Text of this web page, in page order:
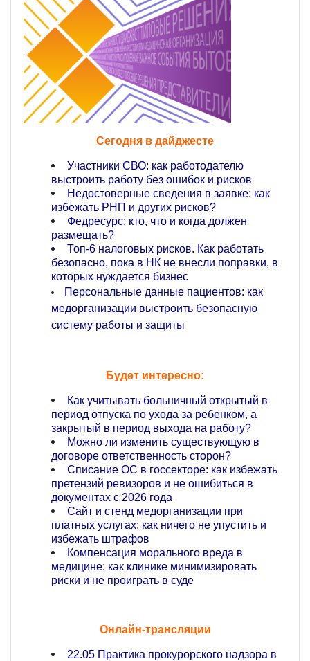
Сегодня в дайджесте
Участники СВО: как работодателю
выстроить работу без ошибок и рисков
Недостоверные сведения в заявке: как
избежать РНП и других рисков?
Федресурс: кто, что и когда должен
размещать?
Топ-6 налоговых рисков. Как работать
безопасно, пока в НК не внесли поправки, в
которых нуждается бизнес
Персональные данные пациентов: как
медорганизации выстроить безопасную
систему работы и защиты
Будет интересно:
Как учитывать больничный открытый в
период отпуска по ухода за ребенком, а
закрытый в период выхода на работу?
Можно ли изменить существующую в
договоре ответственность сторон?
Списание ОС в госсекторе: как избежать
претензий ревизоров и не ошибиться в
документах с 2026 года
Сайт и стенд медорганизации при
платных услугах: как ничего не упустить и
избежать штрафов
Компенсация морального вреда в
медицине: как клинике минимизировать
риски и не проиграть в суде
Онлайн-трансляции
22.05 Практика прокурорского надзора в